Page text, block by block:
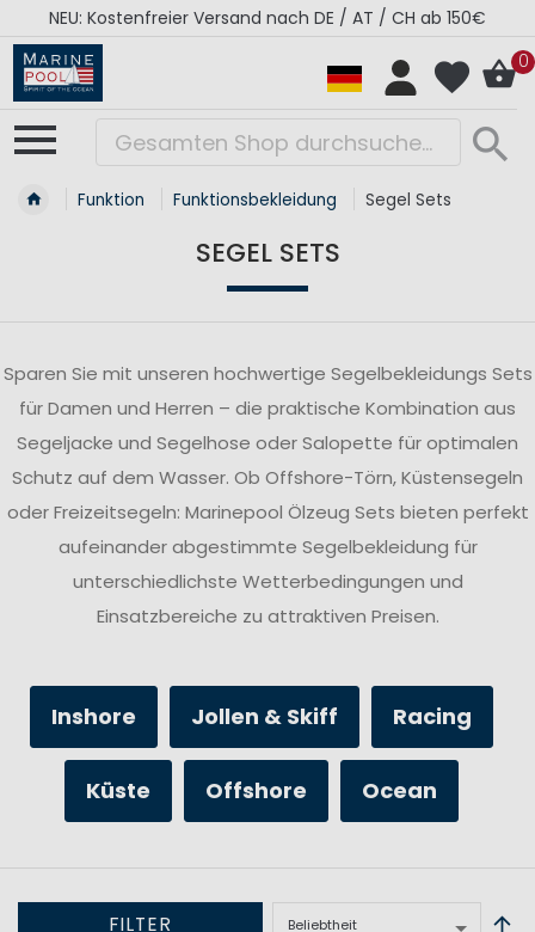
RÉGATES ROYALES Kollektion - Super Sale
0
Funktion Funktionsbekleidung Segel Sets
SEGEL SETS
Sparen Sie mit unseren hochwertige Segelbekleidungs Sets
für Damen und Herren – die praktische Kombination aus
Segeljacke und Segelhose oder Salopette für optimalen
Schutz auf dem Wasser. Ob Offshore-Törn, Küstensegeln
oder Freizeitsegeln: Marinepool Ölzeug Sets bieten perfekt
aufeinander abgestimmte Segelbekleidung für
unterschiedlichste Wetterbedingungen und
Einsatzbereiche zu attraktiven Preisen.
Inshore Jollen & Skiff Racing
Küste Offshore Ocean
FILTER